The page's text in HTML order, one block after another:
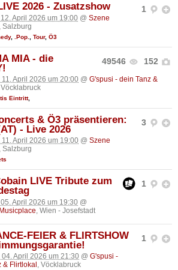
1
2026 - Zusatzshow
April 2026 um 19:00 @ Szene
, Salzburg
, .Pop. Tour, Ö3
49546 152
MIA - die
11. April 2026 um 20:00 @ G'spusi - dein Tanz &
Vöcklabruck
Eintritt,
3
& Ö3 präsentieren:
- Live 2026
11. April 2026 um 19:00 @ Szene
, Salzburg
1
LIVE Tribute zum
April 2026 um 19:30 @
, Wien - Josefstadt
1
FEIER & FLIRTSHOW
04. April 2026 um 21:30 @ G'spusi -
& Flirtlokal , Vöcklabruck